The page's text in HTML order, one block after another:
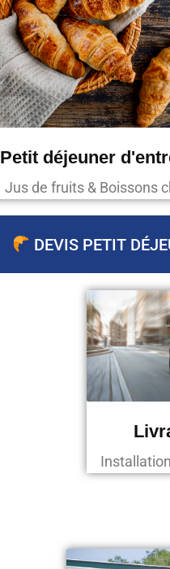
Petit déjeuner
Jus de fruits & Boissons
DEVIS PETIT